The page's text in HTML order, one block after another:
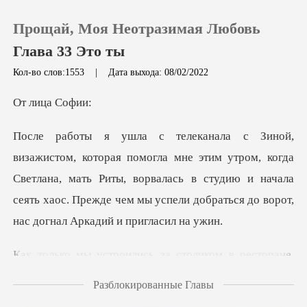
Пополнить
История чтения
Выйти
Прощай, Моя Неотразимая Любовь
Глава 33 Это ты
Кол-во слов:1553 | Дата выхода: 08/02/2022
ица
м утром, когда
Светлана, мать Риты, ворвалась в студию и начала
сеять хаос. П
столиком в ресторане,
Разблокированные Главы